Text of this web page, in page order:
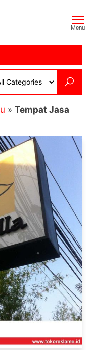
Menu
» Tempat Jasa